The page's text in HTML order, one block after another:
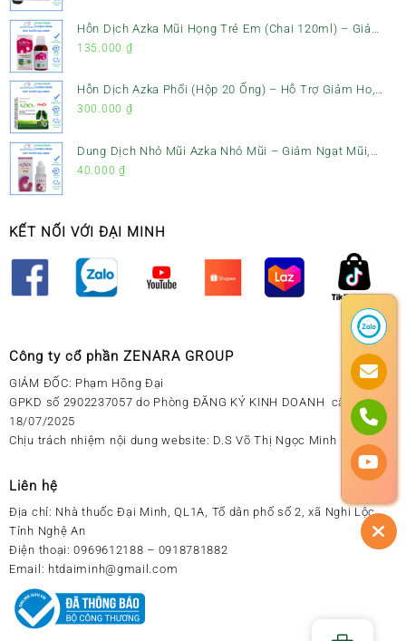
Hỗn Dịch Azka Mũi Họng Trẻ Em (Chai 120ml) – Giảm
Ho, Tiêu Đờm & Đau Rát Họng
135.000 ₫
Hỗn Dịch Azka Phổi (Hộp 20 Ống) – Hỗ Trợ Giảm Ho,
Tiêu Đờm & Bổ Phổi
300.000 ₫
Dung Dịch Nhỏ Mũi Azka Nhỏ Mũi – Giảm Ngạt Mũi,
Sổ Mũi Cho Trẻ Sơ Sinh
40.000 ₫
KẾT NỐI VỚI ĐẠI MINH
Công ty cổ phần ZENARA GROUP
GIÁM ĐỐC: Phạm Hồng Đại
GPKD số 2902237057 do Phòng ĐĂNG KÝ KINH DOANH cấp ngày
18/07/2025
Chịu trách nhiệm nội dung website: D.S Võ Thị Ngọc Minh
Liên hệ
Địa chỉ: Nhà thuốc Đại Minh, QL1A, Tổ dân phố số 2, xã Nghi Lộc,
Tỉnh Nghệ An
Điện thoại: 0969612188 – 0918781882
Email: htdaiminh@gmail.com